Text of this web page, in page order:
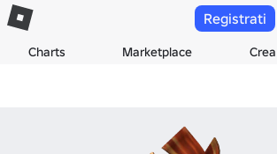
Charts Marketplace Crea
Registrati